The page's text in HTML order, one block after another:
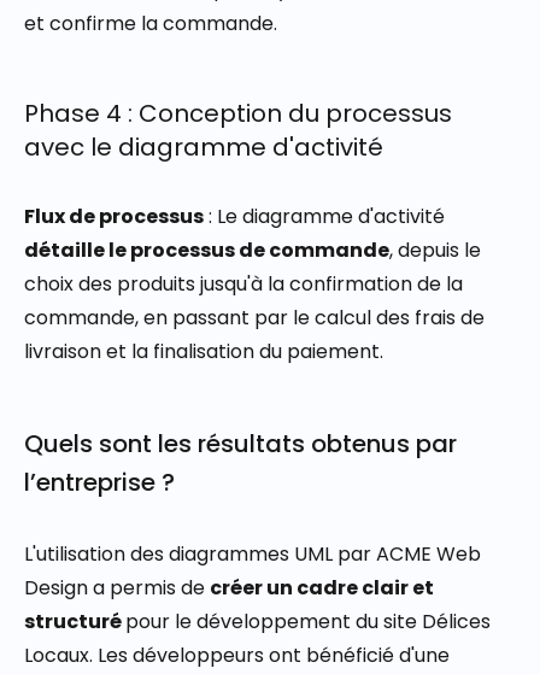
et confirme la commande.
Phase 4 : Conception du processus
avec le diagramme d'activité
Flux de processus: Le diagramme d'activité
détaille le processus de commande, depuis le
choix des produits jusqu'à la confirmation de la
commande, en passant par le calcul des frais de
livraison et la finalisation du paiement.
Quels sont les résultats obtenus par
l’entreprise ?
L'utilisation des diagrammes UML par ACME Web
Design a permis de créer un cadre clair et
structurépour le développement du site Délices
Locaux. Les développeurs ont bénéficié d'une